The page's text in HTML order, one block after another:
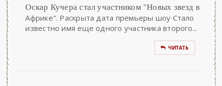
Оскар Кучера стал участником "Новых звезд в
Африке". Раскрыта дата премьеры шоу Стало
известно имя еще одного участника второго...
ЧИТАТЬ